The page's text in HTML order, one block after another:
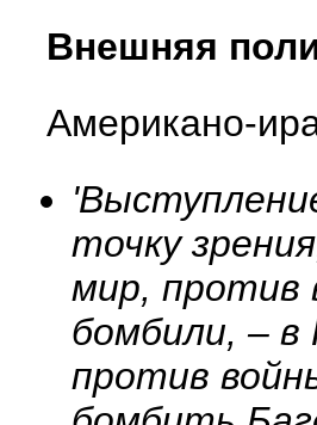
Внешняя
Американо-
точку
мир, против
бомбили, – в
против